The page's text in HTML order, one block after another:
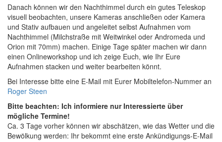
Danach können wir den Nachthimmel durch ein gutes Teleskop
visuell beobachten, unsere Kameras anschließen oder Kamera
und Stativ aufbauen und angeleitet selbst Aufnahmen vom
Nachthimmel (Milchstraße mit Weitwinkel oder Andromeda und
Orion mit 70mm) machen. Einige Tage später machen wir dann
einen Onlineworkshop und ich zeige Euch, wie Ihr Eure
Aufnahmen stacken und weiter bearbeiten könnt.
Bei Interesse bitte eine E-Mail mit Eurer Mobiltelefon-Nummer an
Roger Steen
Bitte beachten: Ich informiere nur Interessierte über
mögliche Termine!
Ca. 3 Tage vorher können wir abschätzen, wie das Wetter und die
Bewölkung werden: Ihr bekommt eine erste Ankündigungs-E-Mail